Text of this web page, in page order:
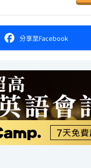
分享至Facebook